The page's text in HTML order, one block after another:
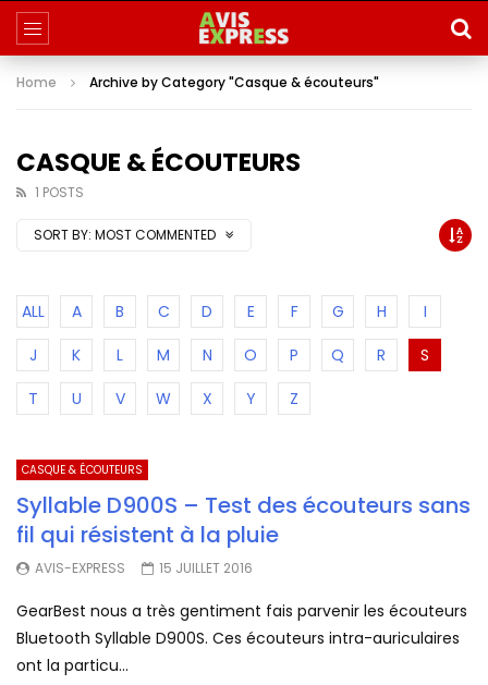
Home Archive by Category "Casque & écouteurs"
CASQUE & ÉCOUTEURS
1 POSTS
SORT BY: MOST COMMENTED
ALL A B C D E F G H
I
J
K L M N O P Q R
S
T
U V W X Y Z
CASQUE & ÉCOUTEURS
Syllable D900S – Test des écouteurs sans
fil qui résistent à la pluie
AVIS-EXPRESS 15 JUILLET 2016
GearBest nous a très gentiment fais parvenir les écouteurs
Bluetooth Syllable D900S. Ces écouteurs intra-auriculaires
ont la particu...